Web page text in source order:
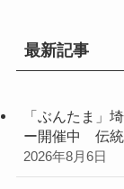
最新記事
「ぶんたま」
ー開催中 伝統
2026年8月6日